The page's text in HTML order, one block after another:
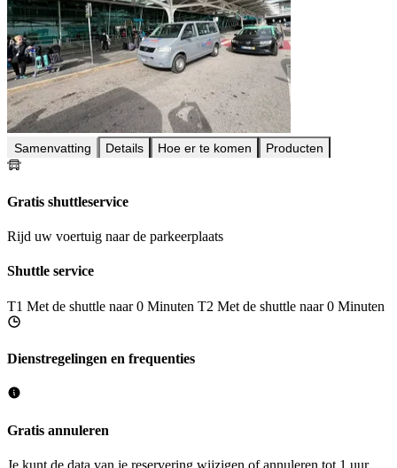
Samenvatting Details Hoe er te komen Producten
Gratis shuttleservice
Rijd uw voertuig naar de parkeerplaats
Shuttle service
T1 Met de shuttle naar 0 Minuten T2 Met de shuttle naar 0 Minuten
Dienstregelingen en frequenties
Gratis annuleren
Je kunt de data van je reservering wijzigen of annuleren tot 1 uur